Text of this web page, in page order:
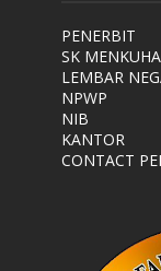
PENERBIT
SK
LEMBAR
NPWP
NIB
KANTOR
CONTACT